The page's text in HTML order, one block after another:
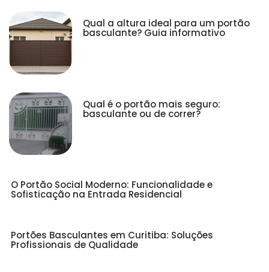
Qual a altura ideal para um portão
basculante? Guia informativo
Qual é o portão mais seguro:
basculante ou de correr?
O Portão Social Moderno: Funcionalidade e
Sofisticação na Entrada Residencial
Portões Basculantes em Curitiba: Soluções
Profissionais de Qualidade